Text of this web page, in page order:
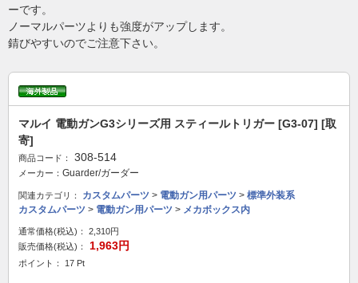
ーです。
ノーマルパーツよりも強度がアップします。
錆びやすいのでご注意下さい。
マルイ 電動ガンG3シリーズ用 スティールトリガー [G3-07] [取
寄]
商品コード： 308-514
メーカー： Guarder/ガーダー
関連カテゴリ： カスタムパーツ > 電動ガン用パーツ > 標準外装系
カスタムパーツ > 電動ガン用パーツ > メカボックス内
通常価格(税込)：
2,310円
販売価格(税込)：
1,963円
ポイント： 17 Pt